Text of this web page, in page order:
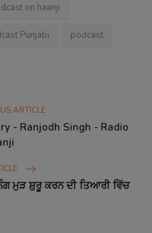
on haanji
Punjabi podcast
ARTICLE
- Ranjodh Singh - Radio
ਮੁੜ ਸ਼ੁਰੂ ਕਰਨ ਦੀ ਤਿਆਰੀ ਵਿੱਚ